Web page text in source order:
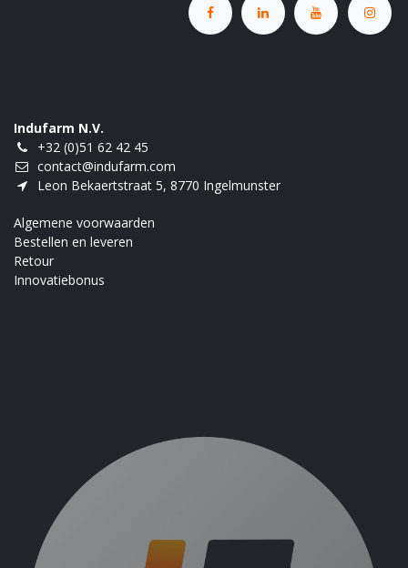
Indufarm N.V.
+32 (0)51 62 42 45
contact@indufarm.com
Leon Bekaertstraat 5, 8770 Ingelmunster
Algemene voorwaarden
Bestellen en leveren
Retour
Innovatiebonus